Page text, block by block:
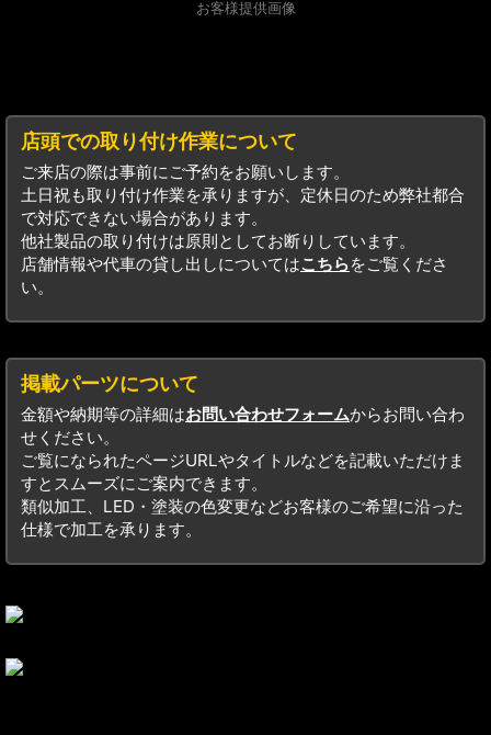
お客様提供画像
店頭での取り付け作業について
ご来店の際は事前にご予約をお願いします。
土日祝も取り付け作業を承りますが、定休日のため弊社都合
で対応できない場合があります。
他社製品の取り付けは原則としてお断りしています。
店舗情報や代車の貸し出しについてはこちらをご覧くださ
い。
掲載パーツについて
金額や納期等の詳細はお問い合わせフォームからお問い合わ
せください。
ご覧になられたページURLやタイトルなどを記載いただけま
すとスムーズにご案内できます。
類似加工、LED・塗装の色変更などお客様のご希望に沿った
仕様で加工を承ります。